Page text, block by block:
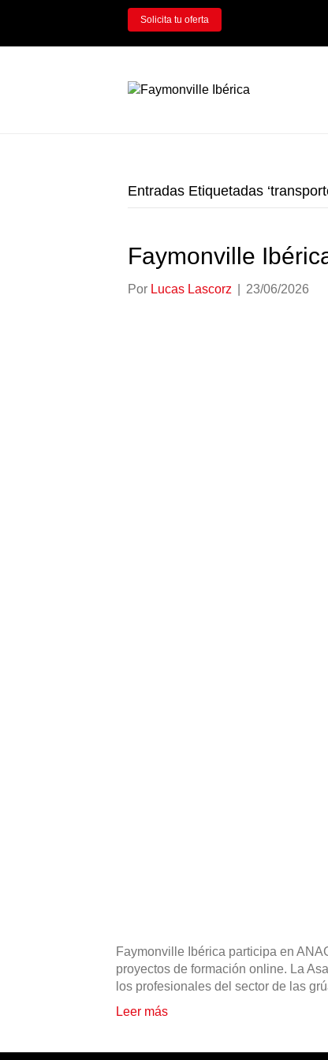
Solicita tu oferta
Entradas Etiquetadas
Faymonville
Por Lucas Lascorz 23/06/2026
Faymonville Ibérica participa en
proyectos de formación online. La
los profesionales del sector de las
Leer más